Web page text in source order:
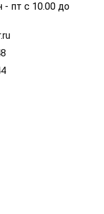
пт с 10.00 до